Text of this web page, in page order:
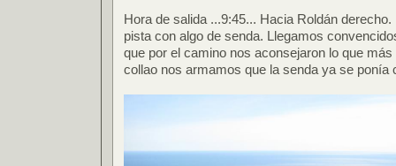
Hora de salida ...9:45... Hacia Roldán
pista con algo de senda. Llegamos
que por el camino nos aconsejaron lo que
collao nos armamos que la senda ya se ponía